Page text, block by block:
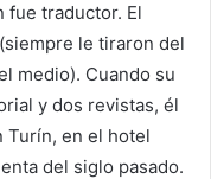
fue traductor. El
le tiraron del
medio). Cuando su
y dos revistas, él
Turín, en el hotel
del siglo pasado.